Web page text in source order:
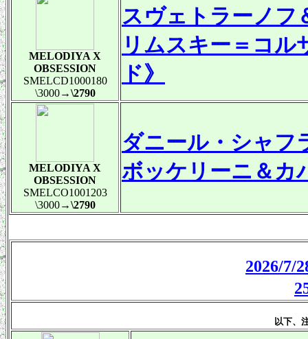
MELODIYA X
OBSESSION
SMELCD1000180
\3000→\2790
スヴェトラーノフ
リムスキー＝コル
ド》
MELODIYA X
OBSESSION
SMELCO1001203
\3000→\2790
ダニール・シャフ
ボッケリーニ＆カ
2026/7/
以下、